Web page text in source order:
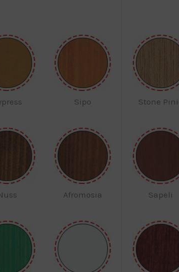
Sipo
Afromosia
Stone
Sapeli